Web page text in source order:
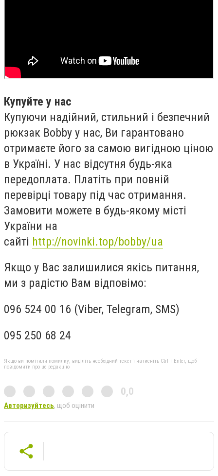
Купуйте у нас
Купуючи надійний, стильний і безпечний
рюкзак Bobby у нас, Ви гарантовано
отримаєте його за самою вигідною ціною
в Україні. У нас відсутня будь-яка
передоплата. Платіть при повній
перевірці товару під час отримання.
Замовити можете в будь-якому місті
України на
сайті http://novinki.top/bobby/ua
Якщо у Вас залишилися якісь питання,
ми з радістю Вам відповімо:
096 524 00 16 (Viber, Telegram, SMS)
095 250 68 24
Якщо ви помітили помилку, виділіть необхідний текст і натисніть Ctrl + Enter, щоб
повідомити про це редакцію
0,0
Авторизуйтесь, щоб оцінити